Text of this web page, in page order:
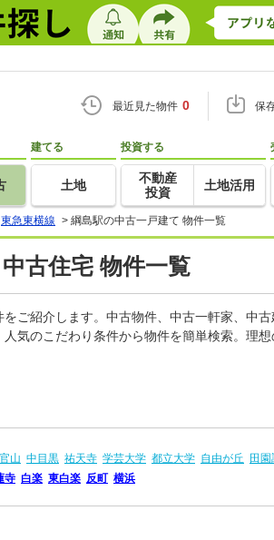
最近見た物件 0 保
建てる
土地
投資する
不動産
投資
土地活用
東急東横線 > 綱島駅の中古一戸建て 物件一覧
古住宅 物件一覧
ご紹介します。中古物件、中古一軒家、中
気のこだわり条件から物件を簡単検索。理
山 中目黒 祐天寺 学芸大学 都立大学 自由が丘 田
寺 白楽 東白楽 反町 横浜